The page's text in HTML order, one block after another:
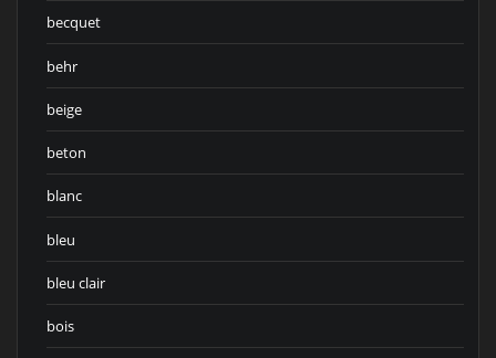
becquet
behr
beige
beton
blanc
bleu
bleu clair
bois